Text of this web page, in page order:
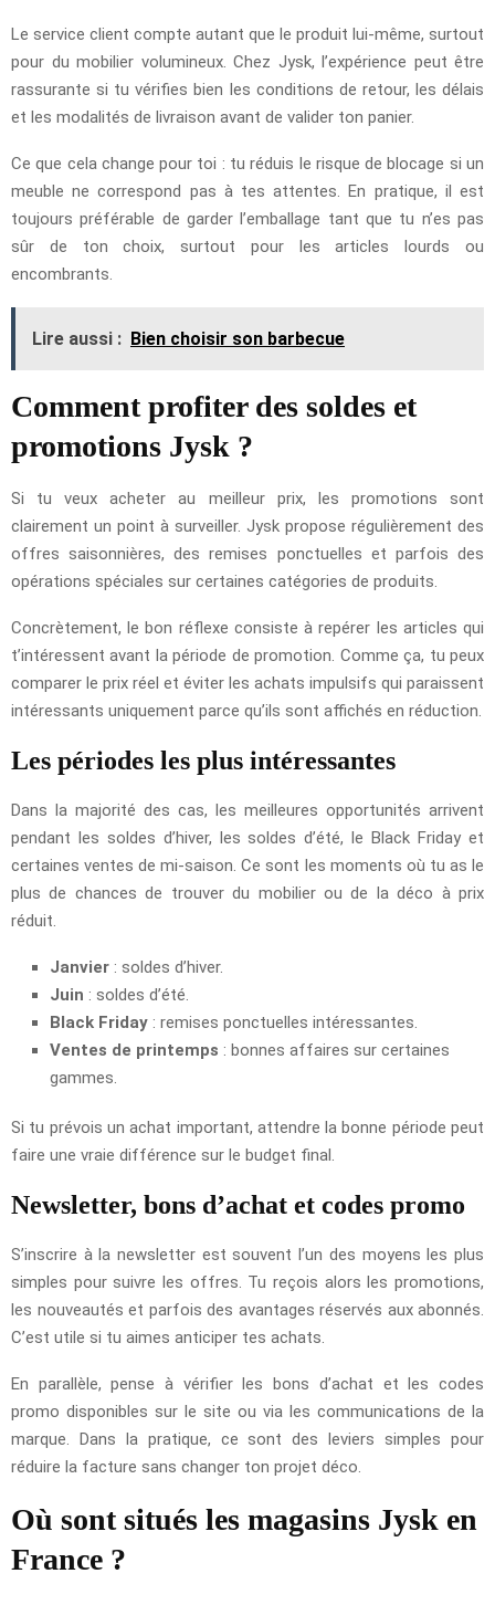
Le service client compte autant que le produit lui-même, surtout
pour du mobilier volumineux. Chez Jysk, l’expérience peut être
rassurante si tu vérifies bien les conditions de retour, les délais
et les modalités de livraison avant de valider ton panier.
Ce que cela change pour toi : tu réduis le risque de blocage si un
meuble ne correspond pas à tes attentes. En pratique, il est
toujours préférable de garder l’emballage tant que tu n’es pas
sûr de ton choix, surtout pour les articles lourds ou
encombrants.
Lire aussi : Bien choisir son barbecue
Comment profiter des soldes et
promotions Jysk ?
Si tu veux acheter au meilleur prix, les promotions sont
clairement un point à surveiller. Jysk propose régulièrement des
offres saisonnières, des remises ponctuelles et parfois des
opérations spéciales sur certaines catégories de produits.
Concrètement, le bon réflexe consiste à repérer les articles qui
t’intéressent avant la période de promotion. Comme ça, tu peux
comparer le prix réel et éviter les achats impulsifs qui paraissent
intéressants uniquement parce qu’ils sont affichés en réduction.
Les périodes les plus intéressantes
Dans la majorité des cas, les meilleures opportunités arrivent
pendant les soldes d’hiver, les soldes d’été, le Black Friday et
certaines ventes de mi-saison. Ce sont les moments où tu as le
plus de chances de trouver du mobilier ou de la déco à prix
réduit.
Janvier : soldes d’hiver.
Juin : soldes d’été.
Black Friday : remises ponctuelles intéressantes.
Ventes de printemps : bonnes affaires sur certaines
gammes.
Si tu prévois un achat important, attendre la bonne période peut
faire une vraie différence sur le budget final.
Newsletter, bons d’achat et codes promo
S’inscrire à la newsletter est souvent l’un des moyens les plus
simples pour suivre les offres. Tu reçois alors les promotions,
les nouveautés et parfois des avantages réservés aux abonnés.
C’est utile si tu aimes anticiper tes achats.
En parallèle, pense à vérifier les bons d’achat et les codes
promo disponibles sur le site ou via les communications de la
marque. Dans la pratique, ce sont des leviers simples pour
réduire la facture sans changer ton projet déco.
Où sont situés les magasins Jysk en
France ?